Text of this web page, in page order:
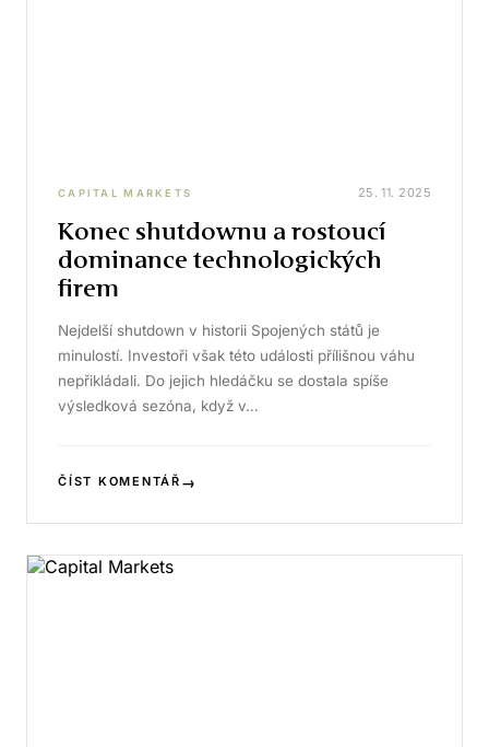
CAPITAL MARKETS 25. 11. 2025
Konec shutdownu a rostoucí
dominance technologických
firem
Nejdelší shutdown v historii Spojených států je
minulostí. Investoři však této události přílišnou váhu
nepřikládali. Do jejich hledáčku se dostala spíše
výsledková sezóna, když v…
ČÍST KOMENTÁŘ →